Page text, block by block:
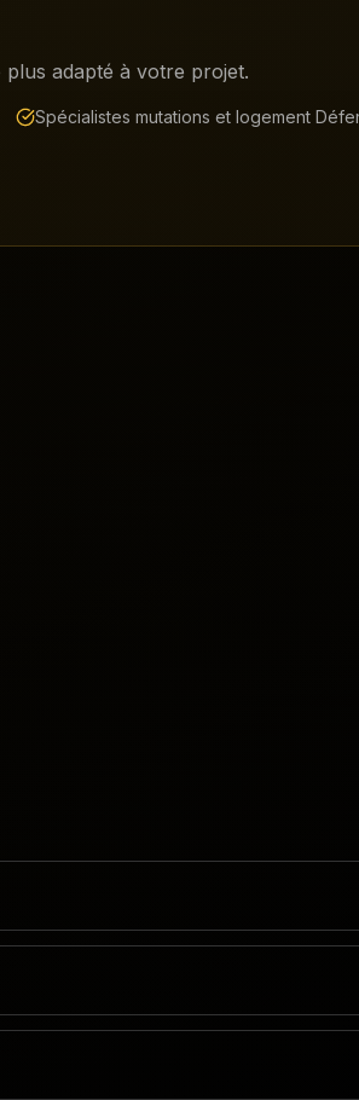
adapté à votre projet.
Spécialistes mutations et logement